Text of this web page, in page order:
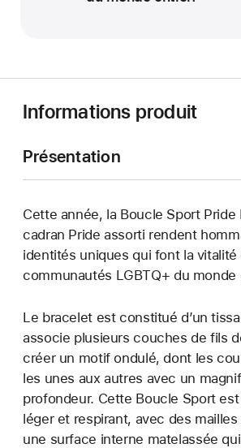
Informations produit
Présentation
Cette année, la Boucle Sport Pride
cadran Pride assorti rendent
identités uniques qui font la vitalité
communautés LGBTQ+ du monde
Le bracelet est constitué d’un
associe plusieurs couches de fils
créer un motif ondulé, dont les
les unes aux autres avec un
profondeur. Cette Boucle Sport est
léger et respirant, avec des
une surface interne matelassée